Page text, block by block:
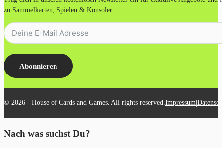
zu Sammelkarten, Spielen & Konsolen.
Abonnieren
© 2026 - House of Cards and Games. All rights reserved.Impressum|
Nach was suchst Du?